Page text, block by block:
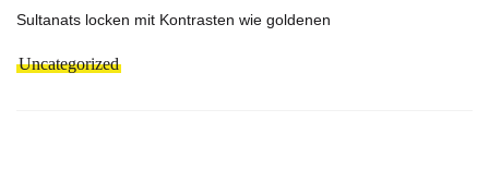
Sultanats locken mit Kontrasten wie goldenen
Uncategorized